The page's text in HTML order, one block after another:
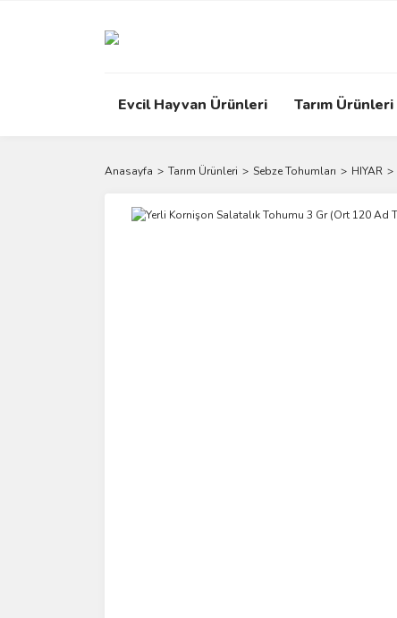
Evcil Hayvan Ürünleri Tarım Ürünleri
Anasayfa Tarım Ürünleri Sebze Tohumları HIYAR